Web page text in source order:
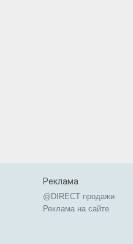
Реклама
@DIRECT продажи
Реклама на сайте